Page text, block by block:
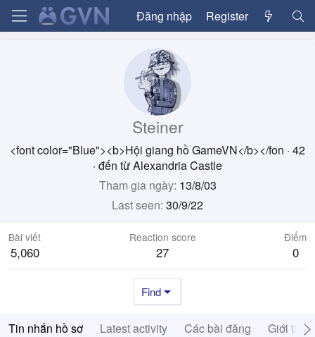
Đăng nhập Register
Steiner
<font color="Blue"><b>Hội giang hồ GameVN</b></fon · 42
· đến từAlexandria Castle
Tham gia ngày 13/8/03
Last seen 30/9/22
Bài viết
5,060
Reaction score
27
Điểm
0
Find
Tin nhắn hồ sơ Latest activity Các bài đăng Giới thiệu